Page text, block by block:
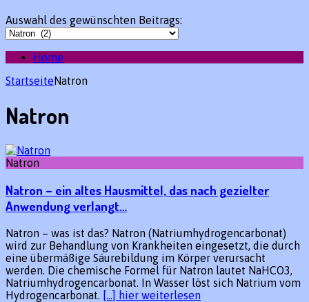
Auswahl des gewünschten Beitrags:
Home
StartseiteNatron
Natron
Natron
Natron – ein altes Hausmittel, das nach gezielter
Anwendung verlangt…
Natron – was ist das? Natron (Natriumhydrogencarbonat)
wird zur Behandlung von Krankheiten eingesetzt, die durch
eine übermäßige Säurebildung im Körper verursacht
werden. Die chemische Formel für Natron lautet NaHCO3,
Natriumhydrogencarbonat. In Wasser löst sich Natrium vom
Hydrogencarbonat. […] hier weiterlesen